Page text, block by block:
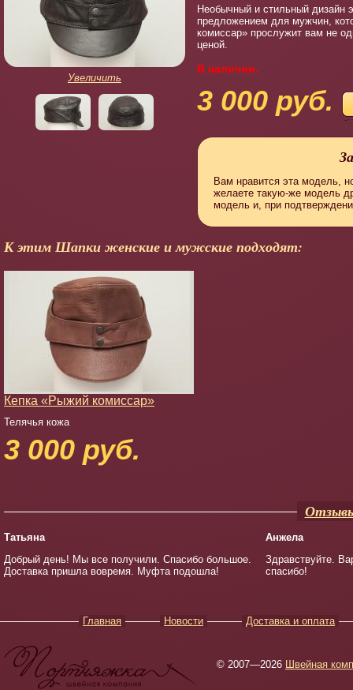
Увеличить
Необычный и стильный дизайн
предложением для мужчин,
комиссар» прослужит вам не
ценой.
В наличии.
3 000 руб.
Вам нравится эта модель,
желаете такую-же модель
модель и, при
К этим Шапки женские и мужские подходят:
Кепка «Рыжий комиссар»
Телячья кожа
3 000 руб.
Татьяна
Добрый день! Мы все получили. Спасибо большое.
Доставка пришла вовремя. Муфта подошла!
Анжела
Здравствуйте.
спасибо!
Главная Новости Доставка и оплата
© 2007—2026 Швейная